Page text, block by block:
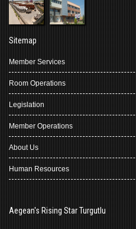
Sitemap
Member Services
Room Operations
Legislation
Member Operations
About Us
Human Resources
Aegean's Rising Star Turgutlu